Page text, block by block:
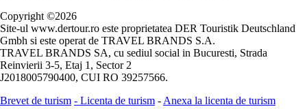
Copyright ©2026
Site-ul www.dertour.ro este proprietatea DER Touristik Deutschland
Gmbh si este operat de TRAVEL BRANDS S.A.
TRAVEL BRANDS SA, cu sediul social in Bucuresti, Strada
Reinvierii 3-5, Etaj 1, Sector 2
J2018005790400, CUI RO 39257566.
Brevet de turism - Licenta de turism - Anexa la licenta de turism